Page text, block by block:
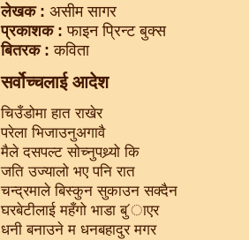
लेखक : असीम सागर
प्रकाशक :फाइन प्रिन्ट बुक्स
बितरक :कविता
सर्वोच्चलाई आदेश
चिउँडोमा हात राखेर
परेला भिजाउनुअगावै
मैले दसपल्ट सोच्नुपथ्र्यो कि
जति उज्यालो भए पनि रात
चन्द्रमाले बिस्कुन सुकाउन सक्दैन
घरबेटीलाई महँगो भाडा बु ́ाएर
धनी बनाउने म धनबहादुर मगर